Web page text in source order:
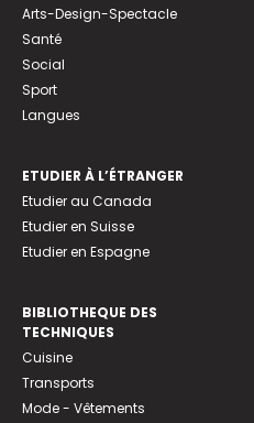
Arts-Design-Spectacle
Santé
Social
Sport
Langues
ETUDIER À L’ÉTRANGER
Etudier au Canada
Etudier en Suisse
Etudier en Espagne
BIBLIOTHEQUE DES
TECHNIQUES
Cuisine
Transports
Mode - Vêtements